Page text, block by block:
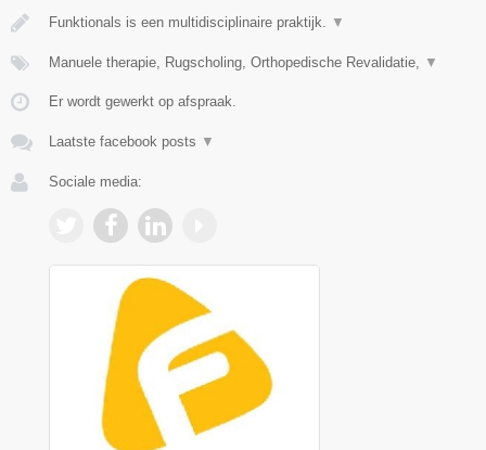
Funktionals is een multidisciplinaire praktijk. ▼
Manuele therapie, Rugscholing, Orthopedische Revalidatie, ▼
Er wordt gewerkt op afspraak.
Laatste facebook posts ▼
Sociale media: